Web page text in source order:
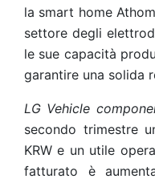
la smart home
settore degli
le sue capacità
garantire una solida
LG Vehicle
secondo trimestre
KRW e un utile
fatturato è